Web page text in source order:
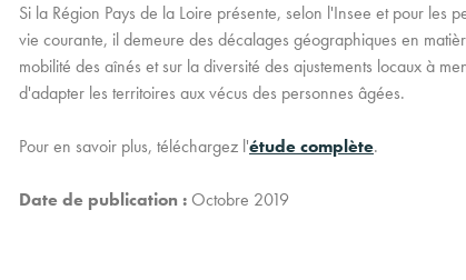
Si la Région Pays de la Loire présente, selon l'Insee et pour les
vie courante, il demeure des décalages géographiques en
mobilité des aînés et sur la diversité des ajustements locaux à
d'adapter les territoires aux vécus des personnes âgées.
Pour en savoir plus, téléchargez l'étude complète.
Date de publication :Octobre 2019